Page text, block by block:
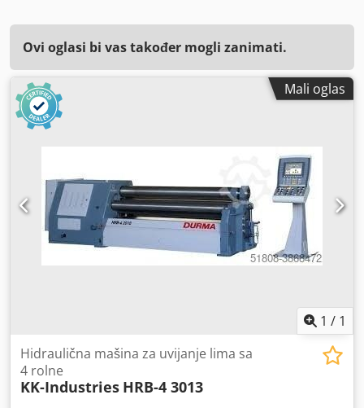
Ovi oglasi bi vas također mogli zanimati.
Mali oglas
1 / 1
Hidraulična mašina za uvijanje lima sa
4 rolne
KK-Industries HRB-4 3013